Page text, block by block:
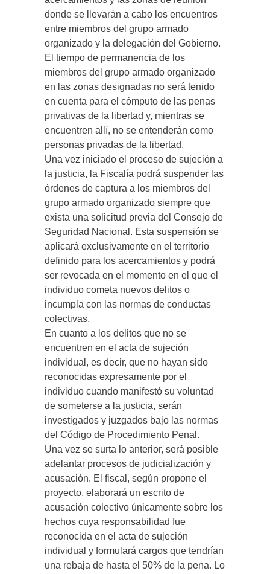
donde se llevarán a cabo los encuentros
entre miembros del grupo armado
organizado y la delegación del Gobierno.
El tiempo de permanencia de los
miembros del grupo armado organizado
en las zonas designadas no será tenido
en cuenta para el cómputo de las penas
privativas de la libertad y, mientras se
encuentren allí, no se entenderán como
personas privadas de la libertad.
Una vez iniciado el proceso de sujeción a
la justicia, la Fiscalía podrá suspender las
órdenes de captura a los miembros del
grupo armado organizado siempre que
exista una solicitud previa del Consejo de
Seguridad Nacional. Esta suspensión se
aplicará exclusivamente en el territorio
definido para los acercamientos y podrá
ser revocada en el momento en el que el
individuo cometa nuevos delitos o
incumpla con las normas de conductas
colectivas.
En cuanto a los delitos que no se
encuentren en el acta de sujeción
individual, es decir, que no hayan sido
reconocidas expresamente por el
individuo cuando manifestó su voluntad
de someterse a la justicia, serán
investigados y juzgados bajo las normas
del Código de Procedimiento Penal.
Una vez se surta lo anterior, será posible
adelantar procesos de judicialización y
acusación. El fiscal, según propone el
proyecto, elaborará un escrito de
acusación colectivo únicamente sobre los
hechos cuya responsabilidad fue
reconocida en el acta de sujeción
individual y formulará cargos que tendrían
una rebaja de hasta el 50% de la pena. Lo